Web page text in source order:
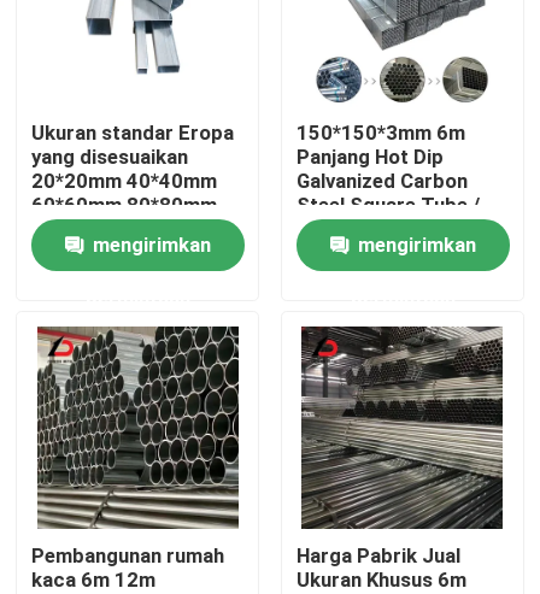
Tentang Kami
Tur Pabrik
Kontrol Kualitas
Berita
Kasus-kasus
Minta Kutipan
Koil Baja Galvanis
Ukuran standar Eropa
yang disesuaikan
20*20mm 40*40mm
60*60mm 80*80mm
Galvanized Steel
Square Tube/Pipe
mengirimkan
150*150*3mm 6m
Panjang Hot Dip
Galvanized Carbon
Steel Square Tube /
Pipe untuk bahan
konstruksimengirimkan
Pembangunan rumah
kaca 6m 12m
Harga Pabrik Jual
Ukuran Khusus 6m